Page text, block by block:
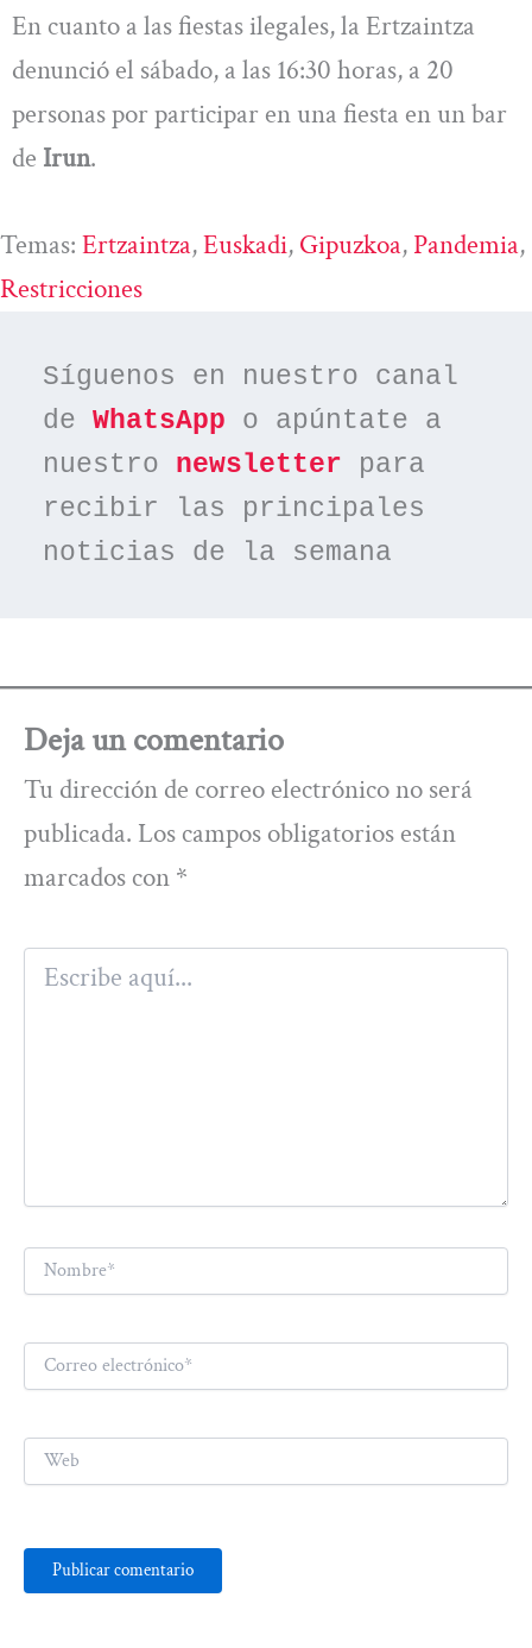
En cuanto a las fiestas ilegales, la Ertzaintza
denunció el sábado, a las 16:30 horas, a 20
personas por participar en una fiesta en un bar
de Irun.
Temas: Ertzaintza, Euskadi, Gipuzkoa, Pandemia
Restricciones
Síguenos en nuestro canal
de WhatsApp o apúntate a
nuestro newsletter para
recibir las principales
noticias de la semana
Deja un comentario
Tu dirección de correo electrónico no será
publicada. Los campos obligatorios están
marcados con *
Escribe
aquí...
Nombre*
Correo
electrónico*
Web